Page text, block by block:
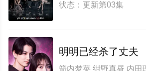
状态：更新第03集
明明已经杀了丈夫